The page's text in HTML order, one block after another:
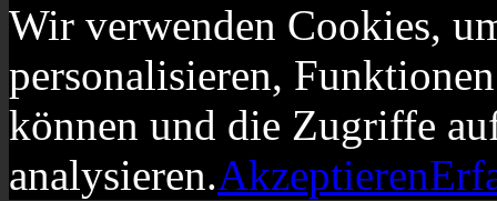
Wir verwenden Cookies,
personalisieren,
können und die Zugriffe
analysieren.Akzeptieren